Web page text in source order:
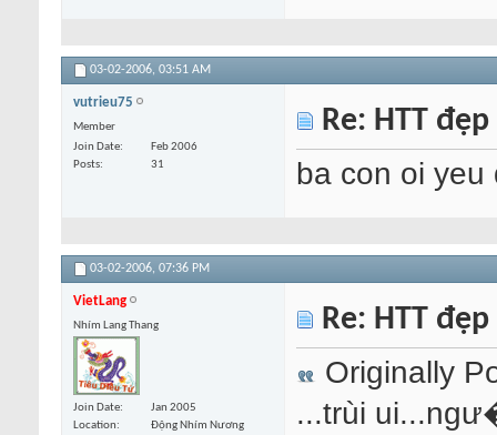
03-02-2006, 03:51 AM
vutrieu75
Member
Join Date
Feb 2006
Posts
31
Re: HTT
ba con oi yeu
03-02-2006, 07:36 PM
VietLang
Nhím Lang Thang
Join Date
Jan 2005
Location
Động Nhím Nương
Re: HTT
Originally
...trùi